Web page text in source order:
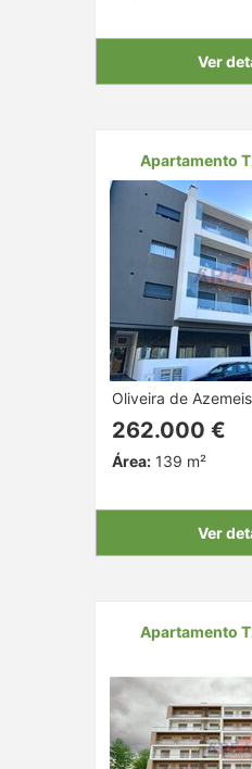
Ver
Apartamento
Oliveira de
262.000 €
Área:139 m²
Ver
Apartamento